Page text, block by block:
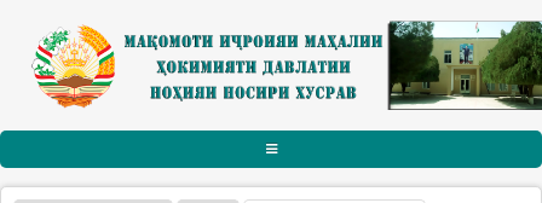
Skip to main content
АСОСӢ